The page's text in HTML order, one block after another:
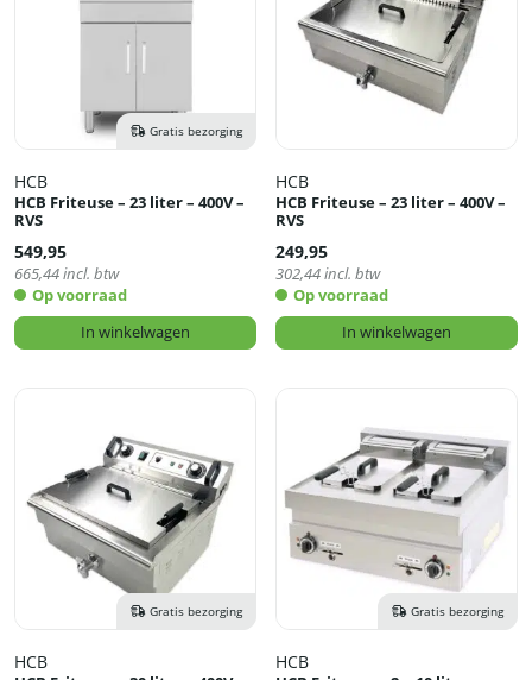
Gratis bezorging
HCB
HCB Friteuse – 23 liter – 400V –
RVS
549,95
665,44incl. btw
Op voorraad
In winkelwagen
HCB
HCB Friteuse – 23 liter – 400V –
RVS
249,95
302,44incl. btw
Op voorraad
In winkelwagen
Gratis bezorging
HCB
Gratis bezorging
HCB